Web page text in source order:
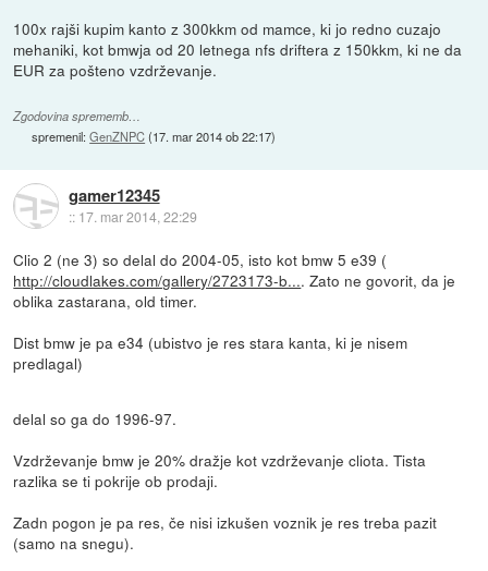
100x rajši kupim kanto z 300kkm od mamce, ki jo redno cuzajo
mehaniki, kot bmwja od 20 letnega nfs driftera z 150kkm, ki ne da
EUR za pošteno vzdrževanje.
Zgodovina sprememb…
spremenil:GenZNPC(17. mar 2014 ob 22:17)
gamer12345
:: 17. mar 2014, 22:29
Clio 2 (ne 3) so delal do 2004-05, isto kot bmw 5 e39 (
http://cloudlakes.com/gallery/2723173-b.... Zato ne govorit, da je
oblika zastarana, old timer.
Dist bmw je pa e34 (ubistvo je res stara kanta, ki je nisem
predlagal)
delal so ga do 1996-97.
Vzdrževanje bmw je 20% dražje kot vzdrževanje cliota. Tista
razlika se ti pokrije ob prodaji.
Zadn pogon je pa res, če nisi izkušen voznik je res treba pazit
(samo na snegu).